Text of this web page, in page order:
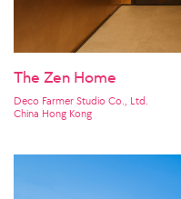
The Zen Home
Deco Farmer Studio Co., Ltd.
China Hong Kong